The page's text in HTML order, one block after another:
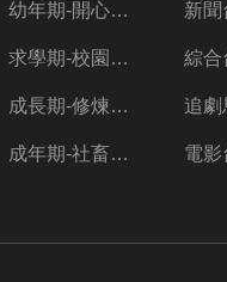
幼年期-開心放暑假
求學期-校園三兩事
成長期-修煉愛情的心酸
成年期-社畜的職場人生
綜合
追劇
電影